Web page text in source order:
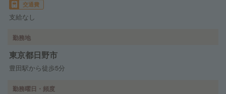
交通費
支給なし
勤務地
東京都日野市
豊田駅から徒歩5分
勤務曜日・頻度